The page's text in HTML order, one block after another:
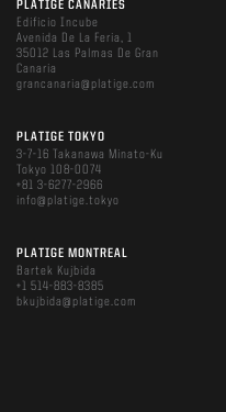
PLATIGE CANARIES
Edificio Incube
Avenida De La Feria, 1
35012 Las Palmas De Gran
Canaria
grancanaria@platige.com
PLATIGE TOKYO
3-7-16 Takanawa Minato-Ku
Tokyo 108-0074
+81 3-6277-2966
info@platige.tokyo
PLATIGE MONTREAL
Bartek Kujbida
+1 514-883-8385
bkujbida@platige.com